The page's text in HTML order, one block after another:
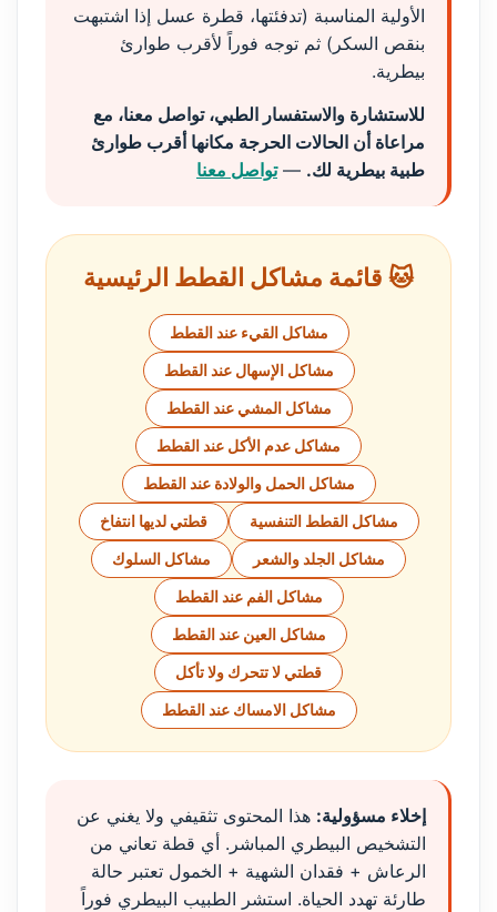
الأولية المناسبة (تدفئتها، قطرة عسل إذا اشتبهت
بنقص السكر) ثم توجه فوراً لأقرب طوارئ
بيطرية.
للاستشارة والاستفسار الطبي، تواصل معنا، مع
مراعاة أن الحالات الحرجة مكانها أقرب طوارئ
طبية بيطرية لك. —تواصل معنا
🐱 قائمة مشاكل القطط الرئيسية
مشاكل القيء عند القطط
مشاكل الإسهال عند القطط
مشاكل المشي عند القطط
مشاكل عدم الأكل عند القطط
مشاكل الحمل والولادة عند القطط
مشاكل القطط التنفسية قطتي لديها انتفاخ
مشاكل الجلد والشعر مشاكل السلوك
مشاكل الفم عند القطط
مشاكل العين عند القطط
قطتي لا تتحرك ولا تأكل
مشاكل الامساك عند القطط
إخلاء مسؤولية: هذا المحتوى تثقيفي ولا يغني عن
التشخيص البيطري المباشر. أي قطة تعاني من
الرعاش + فقدان الشهية + الخمول تعتبر حالة
طارئة تهدد الحياة. استشر الطبيب البيطري فوراً